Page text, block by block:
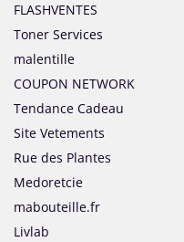
FLASHVENTES
Toner Services
malentille
COUPON NETWORK
Tendance Cadeau
Site Vetements
Rue des Plantes
Medoretcie
mabouteille.fr
Livlab